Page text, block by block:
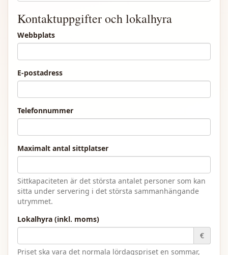
Kontaktuppgifter och lokalhyra
Webbplats
E-postadress
Telefonnummer
Maximalt antal sittplatser
Sittkapaciteten är det största antalet personer som kan
sitta under servering i det största sammanhängande
utrymmet.
Lokalhyra (inkl. moms)
€
Priset ska vara det normala lördagspriset en sommar,